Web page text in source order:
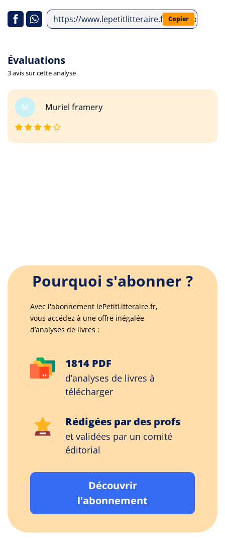
https://www.lepetitlitteraire.fr/index.php/
Copier
Évaluations
3 avis sur cette analyse
M Muriel framery
Pourquoi s'abonner ?
Avec l'abonnement lePetitLitteraire.fr,
vous accédez à une offre inégalée
d’analyses de livres :
1814 PDF
d’analyses de livres à
télécharger
Rédigées par des profs
et validées par un comité
éditorial
Découvrir
l'abonnement